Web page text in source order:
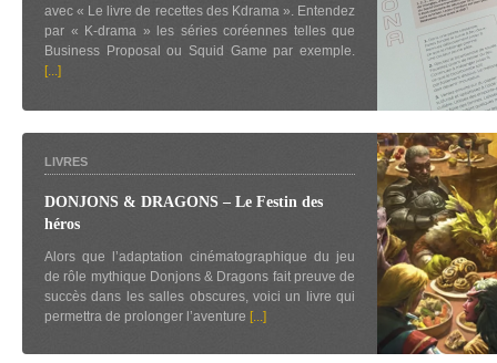
avec « Le livre de recettes des Kdrama ». Entendez
par « K-drama » les séries coréennes telles que
Business Proposal ou Squid Game par exemple.
[...]
LIVRES
DONJONS & DRAGONS – Le Festin des
héros
Alors que l’adaptation cinématographique du jeu
de rôle mythique Donjons & Dragons fait preuve de
succès dans les salles obscures, voici un livre qui
permettra de prolonger l’aventure [...]